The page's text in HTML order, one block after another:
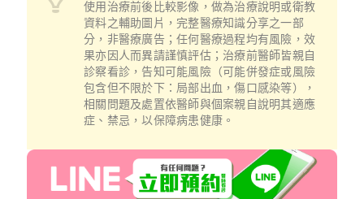
使用治療前後比較影像，做為治療說明或衛教
資料之輔助圖片，完整醫療知識分享之一部
分，非醫療廣告；任何醫療過程均有風險，效
果亦因人而異請謹慎評估；治療前醫師皆親自
診察看診，告知可能風險（可能併發症或風險
包含但不限於下：局部出血，傷口感染等），
相關問題及處置依醫師與個案親自說明其適應
症、禁忌，以保障病患健康。